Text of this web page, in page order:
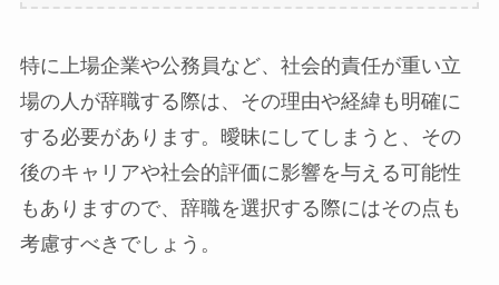
特に上場企業や公務員など、社会的責任が重い立
場の人が辞職する際は、その理由や経緯も明確に
する必要があります。曖昧にしてしまうと、その
後のキャリアや社会的評価に影響を与える可能性
もありますので、辞職を選択する際にはその点も
考慮すべきでしょう。